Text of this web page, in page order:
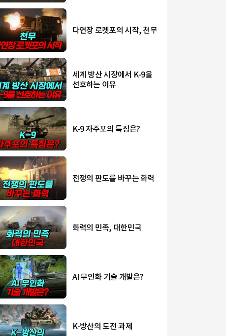
다연장 로켓포의 시작, 천무
세계 방산 시장에서 K-9을
선호하는 이유
K-9 자주포의 특징은?
전쟁의 판도를 바꾸는 화력
화력의 민족, 대한민국
AI 무인화 기술 개발은?
K-방산의 도전 과제